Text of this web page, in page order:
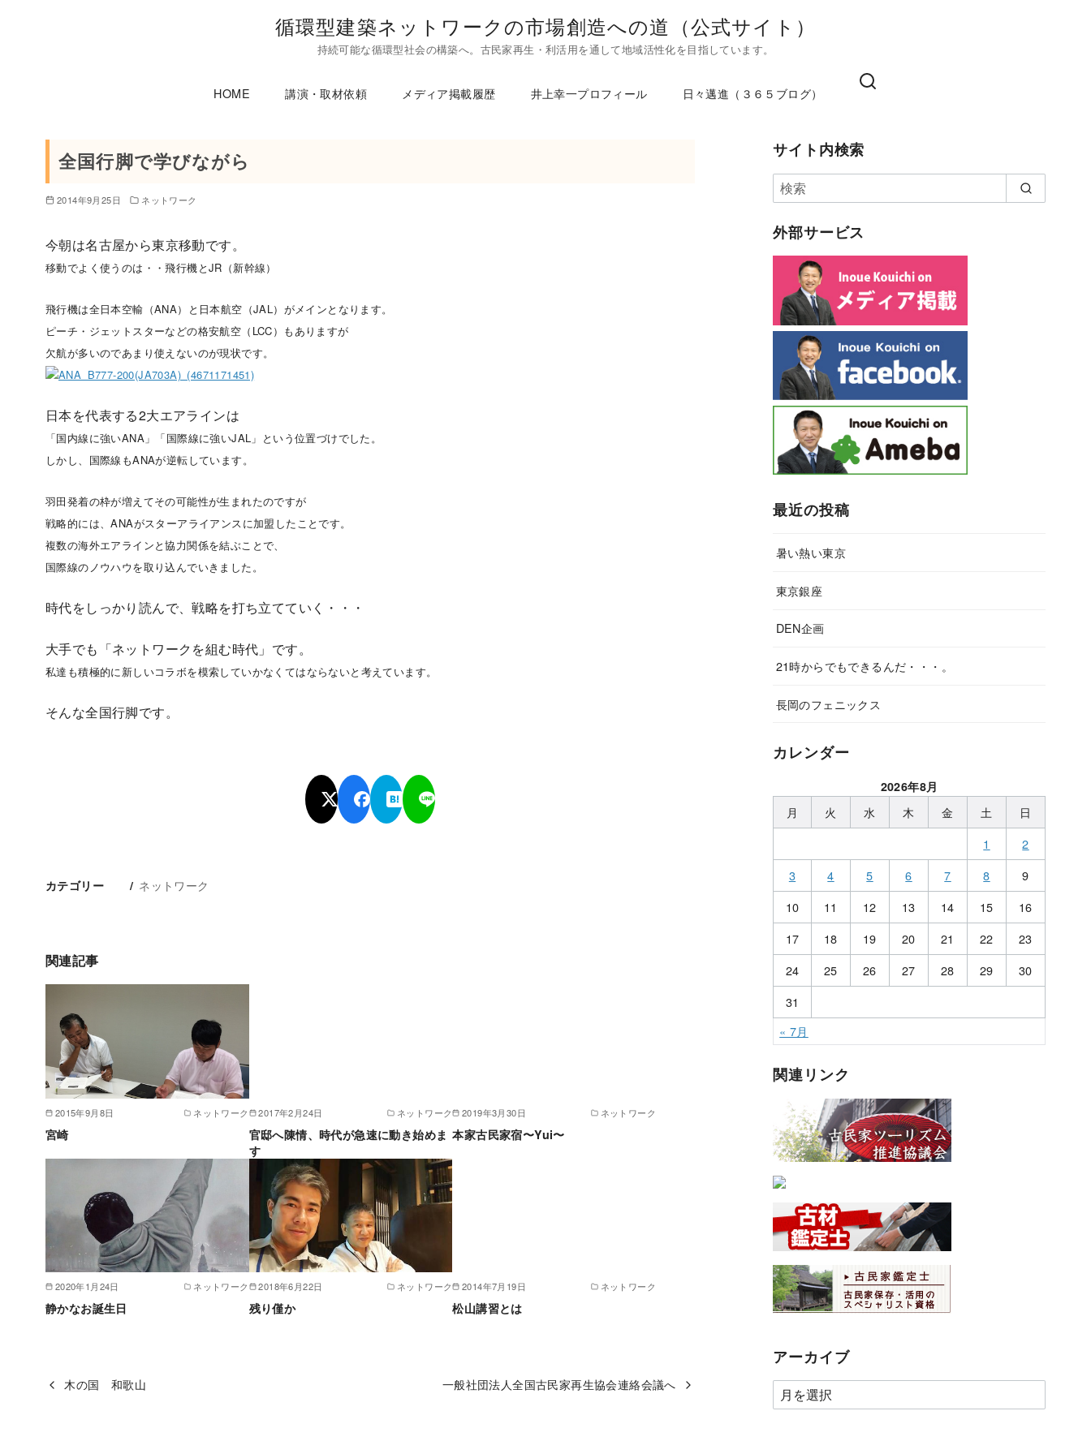
循環型建築ネットワークの市場創造への道（公式サイト）
持続可能な循環型社会の構築へ。古民家再生・利活用を通して地域活性化を目指しています。
HOME 講演・取材依頼 メディア掲載履歴 井上幸一プロフィール 日々邁進（３６５ブログ）
全国行脚で学びながら
2014年9月25日 ネットワーク
今朝は名古屋から東京移動です。
移動でよく使うのは・・飛行機とJR（新幹線）
飛行機は全日本空輸（ANA）と日本航空（JAL）がメインとなります。
ピーチ・ジェットスターなどの格安航空（LCC）もありますが
欠航が多いのであまり使えないのが現状です。
日本を代表する2大エアラインは
「国内線に強いANA」「国際線に強いJAL」という位置づけでした。
しかし、国際線もANAが逆転しています。
羽田発着の枠が増えてその可能性が生まれたのですが
戦略的には、ANAがスターアライアンスに加盟したことです。
複数の海外エアラインと協力関係を結ぶことで、
国際線のノウハウを取り込んでいきました。
時代をしっかり読んで、戦略を打ち立てていく・・・
大手でも「ネットワークを組む時代」です。
私達も積極的に新しいコラボを模索していかなくてはならないと考えています。
そんな全国行脚です。
カテゴリー ネットワーク
関連記事
2015年9月8日 ネットワーク
宮崎
2017年2月24日 ネットワーク
官邸へ陳情、時代が急速に動き始めま
す
2019年3月30日 ネットワーク
本家古民家宿〜Yui〜
2020年1月24日 ネットワーク
静かなお誕生日
2018年6月22日 ネットワーク
残り僅か
2014年7月19日 ネットワーク
松山講習とは
木の国 和歌山 一般社団法人全国古民家再生協会連絡会議へ
サイト内検索
外部サービス
最近の投稿
暑い熱い東京
東京銀座
DEN企画
21時からでもできるんだ・・・。
長岡のフェニックス
カレンダー
2026年8月
月 火 水 木 金 土
日
1
2
3
4 5 6 7 8
9
10
11 12 13 14 15
16
17
18 19 20 21 22
23
24
25 26 27 28 29
30
31
« 7月
関連リンク
アーカイブ
ア
ー